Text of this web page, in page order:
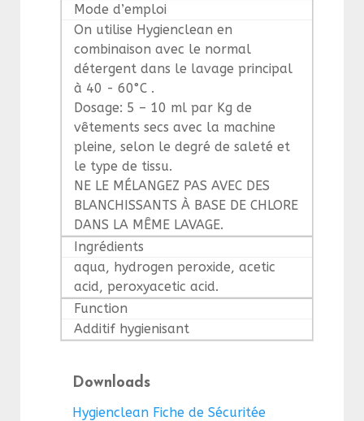
Mode d’emploi
On utilise Hygienclean en
combinaison avec le normal
détergent dans le lavage principal
à 40 - 60°C .
Dosage: 5 – 10 ml par Kg de
vêtements secs avec la machine
pleine, selon le degré de saleté et
le type de tissu.
NE LE MÉLANGEZ PAS AVEC DES
BLANCHISSANTS À BASE DE CHLORE
DANS LA MÊME LAVAGE.
Ingrédients
aqua, hydrogen peroxide, acetic
acid, peroxyacetic acid.
Function
Additif hygienisant
Downloads
Hygienclean Fiche de Sécuritée